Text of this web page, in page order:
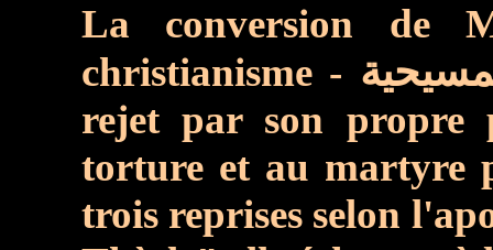
La conversion
christianisme -
rejet par son propre
torture et au martyre
trois reprises selon